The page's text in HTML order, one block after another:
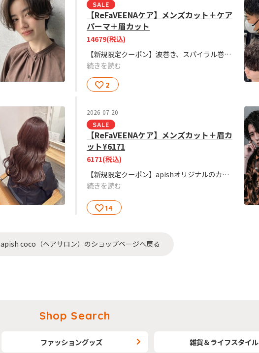
SALE
【ReFaVEENAケア】メンズカット＋ケア
パーマ＋眉カット
14679(税込)
【新規限定クーポン】波巻き、スパイラル巻き、ツイスパ、シャドーパーマなど人気のパーマスタイルを簡単に再現出来ます！ReFaVEENAケアで頭皮も髪もケア出来ます！シャドウパーマ#ルーズパーマ#フェザーパーマ
続きを読む
2
2026-07-20
SALE
【ReFaVEENAケア】メンズカット＋眉カ
ット¥6171
6171(税込)
【新規限定クーポン】apishオリジナルのカット、パーマが人気で男性のお客様もたくさんご来店されています✨ ビジネススタイル、ショートヘア、人気のマッシュヘアなどぜひご相談下さい！
続きを読む
14
apish coco（ヘアサロン）のショップページへ戻る
Shop Search
ファッショングッズ 雑貨＆ライフスタイル